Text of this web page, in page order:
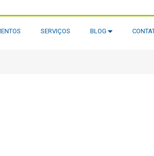
SERVIÇOS BLOG